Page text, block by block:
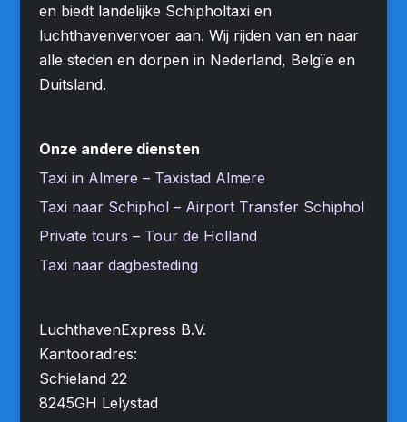
en biedt landelijke Schipholtaxi en
luchthavenvervoer aan. Wij rijden van en naar
alle steden en dorpen in Nederland, Belgïe en
Duitsland.
Onze andere diensten
Taxi in Almere – Taxistad Almere
Taxi naar Schiphol – Airport Transfer Schiphol
Private tours – Tour de Holland
Taxi naar dagbesteding
LuchthavenExpress B.V.
Kantooradres:
Schieland 22
8245GH Lelystad